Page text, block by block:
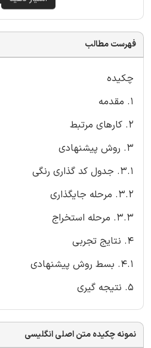
فهرست مطالب
چکیده
1. مقدمه
2. کارهای مرتبط
3. روش پیشنهادی
3.1. جدول کد گذاری رنگی
3.2. مرحله جایگذاری
3.3. مرحله استخراج
4. نتایج تجربی
4.1. بسط روش پیشنهادی
5. نتیجه گیری
نمونه چکیده متن اصلی انگلیسی